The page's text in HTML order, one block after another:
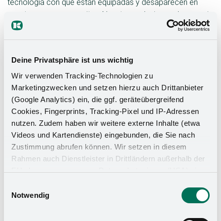
Deine Privatsphäre ist uns wichtig
Wir verwenden Tracking-Technologien zu
Marketingzwecken und setzen hierzu auch Drittanbieter
(Google Analytics) ein, die ggf. geräteübergreifend
Cookies, Fingerprints, Tracking-Pixel und IP-Adressen
nutzen. Zudem haben wir weitere externe Inhalte (etwa
Videos und Kartendienste) eingebunden, die Sie nach
Zustimmung abrufen können. Wir setzen in diesem
Rahmen auch Dienstleister in Drittländern außerhalb der
EU ohne angemessenes Datenschutzniveau (USA) ein,
zu Sicherheits- und Überwachungszwecken zugreifen,
Rechtsmittel einlegen können. Mit Ihrer Einstellung
Notwendig
tecnología con que están equipadas y desaparecen en
cuanto ya no se necesitan. Nuestras soluciones de espacio
de almacenamiento inteligentes optimizan el uso del
espacio y, al mismo tiempo, proporcionan más superficie
Fáciles de usar, estas mesas permiten una configuración
flexible del espacio habitacional sin renunciar al estilo ni a la
funcionalidad. Descubra la versatilidad y elegancia de
nuestras soluciones de ahorro de espacio para su hogar.